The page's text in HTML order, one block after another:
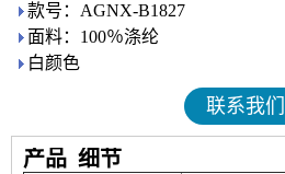
款号：AGNX-B1827
面料：100％涤纶
白颜色
联系我们
产品 细节